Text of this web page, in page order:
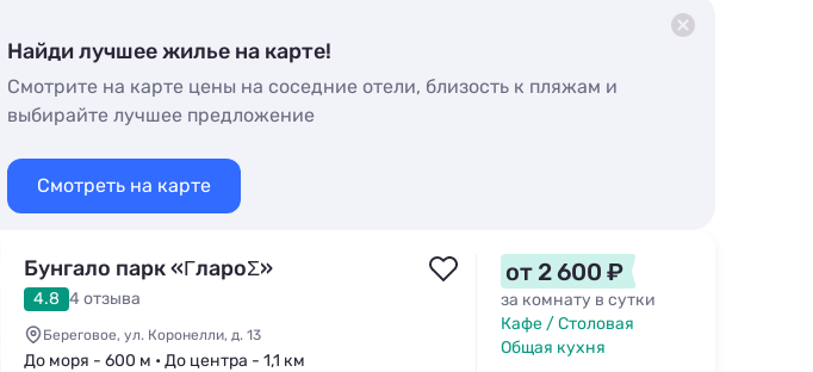
Найди лучшее жилье на карте!
Смотрите на карте цены на соседние отели, близость к пляжам и
выбирайте лучшее предложение
Смотреть на карте
Бунгало парк «ΓлароΣ»
4.8 4 отзыва
Береговое, ул. Коронелли, д. 13
До моря - 600 м • До центра - 1,1 км
от 2 600 ₽
за комнату в сутки
Кафе / Столовая
Общая кухня